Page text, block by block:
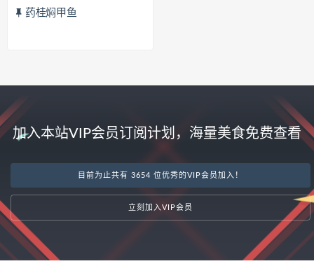
药桂焖甲鱼
加入本站VIP会员订阅计划，海量美食免费查看
目前为止共有 3654 位优秀的VIP会员加入！
立刻加入VIP会员